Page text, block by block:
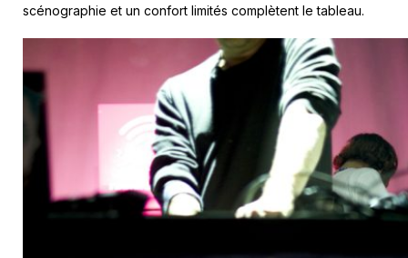
scénographie et un confort limités complètent le tableau.